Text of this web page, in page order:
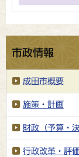
市政情報
成田市概要
施策・計画
財政（予算・
行政改革・評価